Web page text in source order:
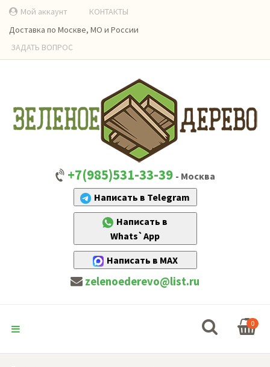
Мой аккаунт
КОНТАКТЫ
Доставка по Москве, МО и России
ЗАДАТЬ ВОПРОС
+7(985)531-33-39 - Москва
Написать в Telegram
Написать в
Whats`App
Написать в MAX
zelenoederevo@list.ru
0